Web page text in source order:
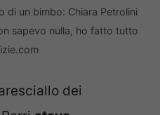
di un bimbo: Chiara Petrolini
sapevo nulla, ho fatto tutto
dei